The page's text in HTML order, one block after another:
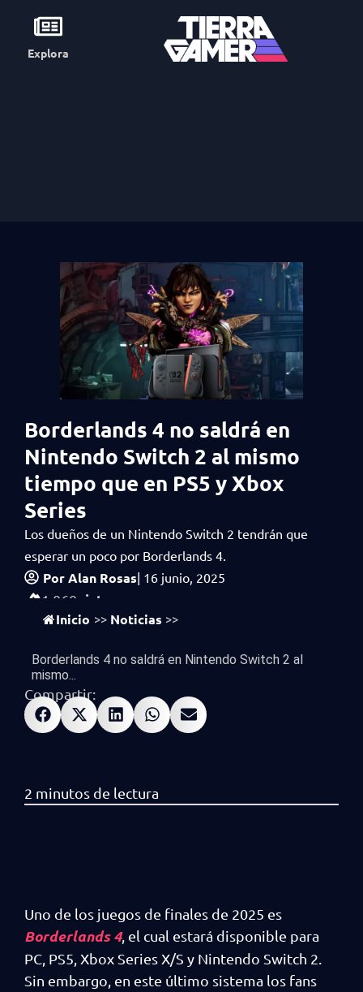
Explora
Borderlands 4 no saldrá en
Nintendo Switch 2 al mismo
tiempo que en PS5 y Xbox
Series
Los dueños de un Nintendo Switch 2 tendrán que
esperar un poco por Borderlands 4.
PorAlan Rosas| 16 junio, 2025
1,060 vistas
Inicio >> Noticias >>
Borderlands 4 no saldrá en Nintendo Switch 2 al
mismo...
Compartir:
Uno de los juegos de finales de 2025 es
Borderlands 4, el cual estará disponible para
PC, PS5, Xbox Series X/S y Nintendo Switch 2.
Sin embargo, en este último sistema los fans